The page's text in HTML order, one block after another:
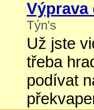
Výprava
Týn's
Už jste
třeba
podívat